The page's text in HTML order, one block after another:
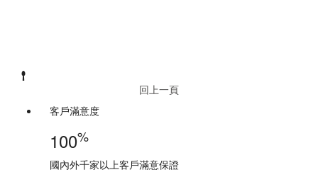
回上一頁
客戶滿意度
100%
國內外千家以上客戶滿意保證